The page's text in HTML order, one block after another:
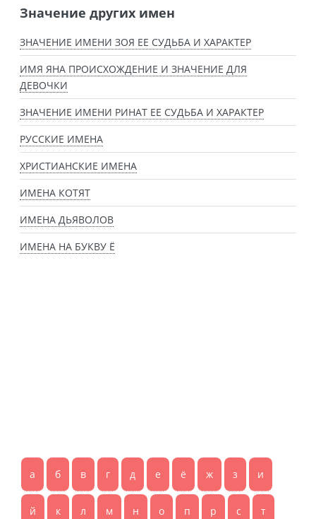
Значение других имен
ЗНАЧЕНИЕ ИМЕНИ ЗОЯ ЕЕ СУДЬБА И ХАРАКТЕР
ИМЯ ЯНА ПРОИСХОЖДЕНИЕ И ЗНАЧЕНИЕ ДЛЯ
ДЕВОЧКИ
ЗНАЧЕНИЕ ИМЕНИ РИНАТ ЕЕ СУДЬБА И ХАРАКТЕР
РУССКИЕ ИМЕНА
ХРИСТИАНСКИЕ ИМЕНА
ИМЕНА КОТЯТ
ИМЕНА ДЬЯВОЛОВ
ИМЕНА НА БУКВУ Ё
а б в г д е ё ж з и
й к л м н о п р с т